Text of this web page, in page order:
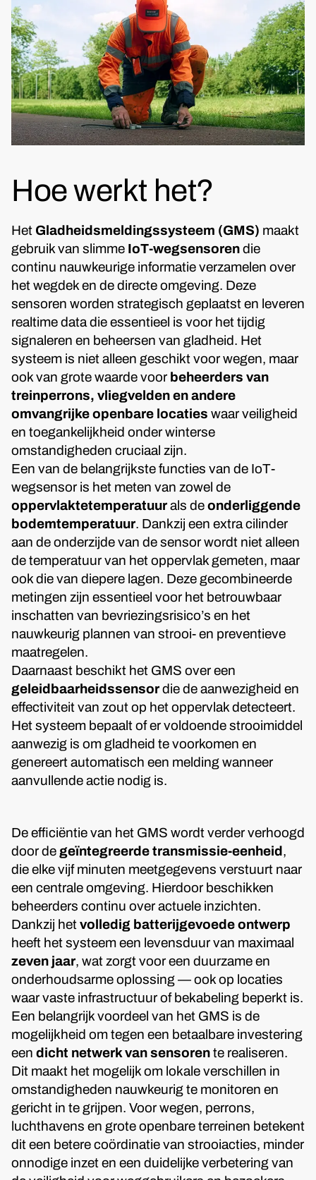
Hoe werkt het?
Het Gladheidsmeldingssysteem (GMS) maakt
gebruik van slimme IoT-wegsensorendie
continu nauwkeurige informatie verzamelen over
het wegdek en de directe omgeving. Deze
sensoren worden strategisch geplaatst en leveren
realtime data die essentieel is voor het tijdig
signaleren en beheersen van gladheid. Het
systeem is niet alleen geschikt voor wegen, maar
ook van grote waarde voor beheerders van
treinperrons, vliegvelden en andere
omvangrijke openbare locaties waar veiligheid
en toegankelijkheid onder winterse
omstandigheden cruciaal zijn.
Een van de belangrijkste functies van de IoT-
wegsensor is het meten van zowel de
oppervlaktetemperatuurals deonderliggende
bodemtemperatuur. Dankzij een extra cilinder
aan de onderzijde van de sensor wordt niet alleen
de temperatuur van het oppervlak gemeten, maar
ook die van diepere lagen. Deze gecombineerde
metingen zijn essentieel voor het betrouwbaar
inschatten van bevriezingsrisico’s en het
nauwkeurig plannen van strooi- en preventieve
maatregelen.
Daarnaast beschikt het GMS over een
geleidbaarheidssensordie de aanwezigheid en
effectiviteit van zout op het oppervlak detecteert.
Het systeem bepaalt of er voldoende strooimiddel
aanwezig is om gladheid te voorkomen en
genereert automatisch een melding wanneer
aanvullende actie nodig is.
De efficiëntie van het GMS wordt verder verhoogd
door de geïntegreerde transmissie-eenheid,
die elke vijf minuten meetgegevens verstuurt naar
een centrale omgeving. Hierdoor beschikken
beheerders continu over actuele inzichten.
Dankzij hetvolledig batterijgevoede ontwerp
heeft het systeem een levensduur van maximaal
zeven jaar, wat zorgt voor een duurzame en
onderhoudsarme oplossing — ook op locaties
waar vaste infrastructuur of bekabeling beperkt is.
Een belangrijk voordeel van het GMS is de
mogelijkheid om tegen een betaalbare investering
een dicht netwerk van sensorente realiseren.
Dit maakt het mogelijk om lokale verschillen in
omstandigheden nauwkeurig te monitoren en
gericht in te grijpen. Voor wegen, perrons,
luchthavens en grote openbare terreinen betekent
dit een betere coördinatie van strooiacties, minder
onnodige inzet en een duidelijke verbetering van